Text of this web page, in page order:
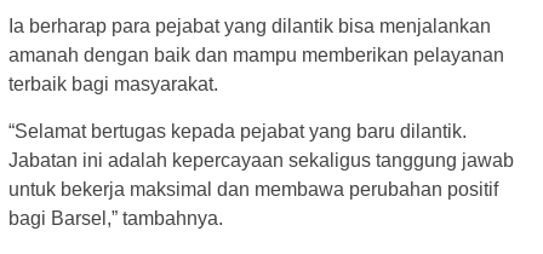
Ia berharap para pejabat yang dilantik bisa menjalankan
amanah dengan baik dan mampu memberikan pelayanan
terbaik bagi masyarakat.
“Selamat bertugas kepada pejabat yang baru dilantik.
Jabatan ini adalah kepercayaan sekaligus tanggung jawab
untuk bekerja maksimal dan membawa perubahan positif
bagi Barsel,” tambahnya.